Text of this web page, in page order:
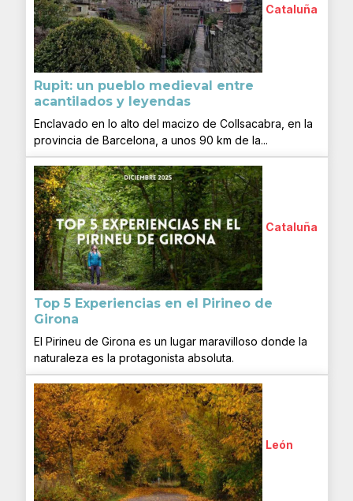
Cataluña
Rupit: un pueblo medieval entre
acantilados y leyendas
Enclavado en lo alto del macizo de Collsacabra, en la
provincia de Barcelona, a unos 90 km de la...
Cataluña
Top 5 Experiencias en el Pirineo de
Girona
El Pirineu de Girona es un lugar maravilloso donde la
naturaleza es la protagonista absoluta.
León